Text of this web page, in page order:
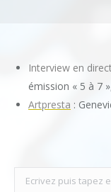
Interview en
émission « 5 à 7
Artpresta :
Recherche